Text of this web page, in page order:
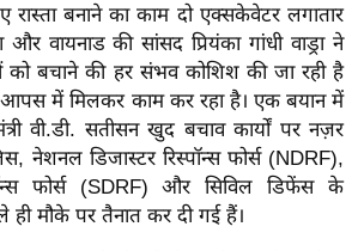
बनाने का काम दो एक्सकेवेटर लगातार
वायनाड की सांसद प्रियंका गांधी वाड्रा ने
बचाने की हर संभव कोशिश की जा रही है
आपस में मिलकर काम कर रहा है। एक बयान में
वी.डी. सतीसन खुद बचाव कार्यों पर नज़र
नेशनल डिजास्टर रिस्पॉन्स फोर्स (NDRF),
फोर्स (SDRF) और सिविल डिफेंस के
ही मौके पर तैनात कर दी गई हैं।